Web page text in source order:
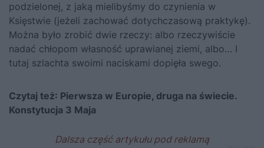
podzielonej, z jaką mielibyśmy do czynienia w
Księstwie (jeżeli zachować dotychczasową praktykę).
Można było zrobić dwie rzeczy: albo rzeczywiście
nadać chłopom własność uprawianej ziemi, albo… I
tutaj szlachta swoimi naciskami dopięła swego.
Czytaj też: Pierwsza w Europie, druga na świecie.
Konstytucja 3 Maja